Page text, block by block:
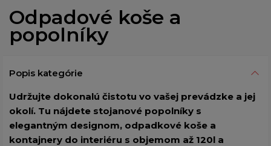
Odpadové koše a
popolníky
Popis kategórie
Udržujte dokonalú čistotu vo vašej prevádzke a jej
okolí. Tu nájdete stojanové popolníky s
elegantným designom, odpadkové koše a
kontajnery do interiéru s objemom až 120l a